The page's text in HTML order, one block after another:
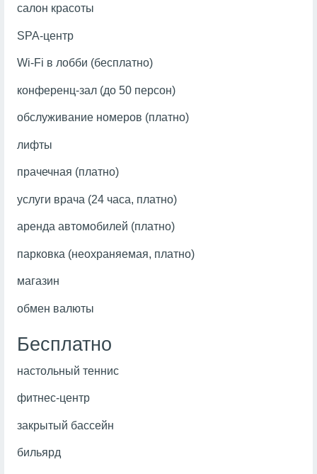
салон красоты
SPA-центр
Wi-Fi в лобби (бесплатно)
конференц-зал (до 50 персон)
обслуживание номеров (платно)
лифты
прачечная (платно)
услуги врача (24 часа, платно)
аренда автомобилей (платно)
парковка (неохраняемая, платно)
магазин
обмен валюты
Бесплатно
настольный теннис
фитнес-центр
закрытый бассейн
бильярд